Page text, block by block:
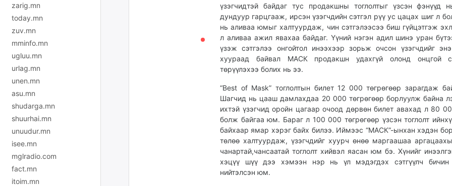
zarig.mn
today.mn
zuv.mn
mminfo.mn
ugluu.mn
urlag.mn
unen.mn
asu.mn
shudarga.mn
shuurhai.mn
unuudur.mn
isee.mn
mglradio.com
fact.mn
itoim.mn
үзэгчидтэй байдаг тус продакшны тоглолтыг үзсэн фэнүүд
дундуур гарцгааж, ирсэн үзэгчдийн сэтгэл рүү ус цацах шиг л
нь аливаа юмыг халтуурдаж, чин сэтгэлээсээ биш гүйцэтгэж
л аливаа ажил явахаа байдаг. Үүний нэгэн адил шинэ уран
үзэж сэтгэлээ онгойтол инээхээр зорьж очсон үзэгчдийг
хуураад байвал МАСК продакшн удахгүй олонд онцгой
төрүүлэхээ болих нь ээ.
“Best of Mask” тоглолтын билет 12 000 төгрөгөөр зарагдаж
Шагчид нь цааш дамлахдаа 20 000 төгрөгөөр борлуулж байна
ихтэй үзэгчид оройн цагаар очоод дөрвөн билет авахад л 80
болж байгаа юм. Бараг л 100 000 төгрөгөөр үзсэн тоглолт
байхаар ямар хэрэг байх билээ. Иймээс “МАСК”-ынхан хэдэн
төлөө халтуурдаж, үзэгчдийг хуурч өнөө маргаашаа
чанартай,чансаатай тоглолт хийвэл яасан юм бэ. Хүнийг
хэцүү шүү дээ хэмээн нэр нь үл мэдэгдэх сэтгүүлч бичин
нийтэлсэн юм.